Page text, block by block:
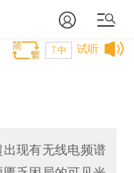
试听
T中
现有无线电频谱